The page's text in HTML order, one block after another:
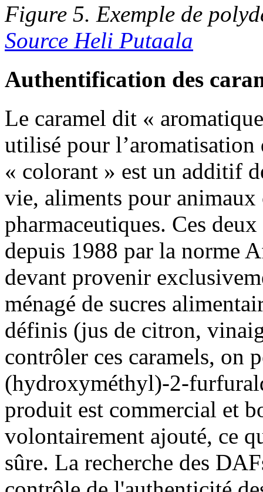
Figure 5. Exemple de
Source Heli Putaala
Authentification des
Le caramel dit «
utilisé pour l’aromatisation
« colorant » est un additif
vie, aliments pour
pharmaceutiques. Ces
depuis 1988 par la norme
devant provenir
ménagé de sucres
définis (jus de citron,
contrôler ces caramels, on
(hydroxyméthyl)-2-
produit est commercial et
volontairement ajouté, ce
sûre. La recherche des